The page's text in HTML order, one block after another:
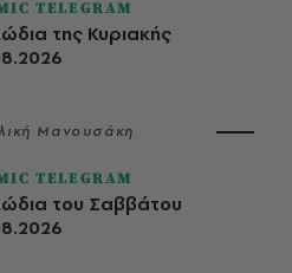
TELEGRAM
της Κυριακής
Μανουσάκη
TELEGRAM
του Σαββάτου